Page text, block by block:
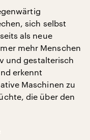
sich selbst
als neue
mehr Menschen
und gestalterisch
erkennt
Maschinen zu
die über den